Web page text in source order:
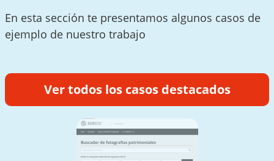
En esta sección te presentamos algunos casos de
ejemplo de nuestro trabajo
Ver todos los casos destacados